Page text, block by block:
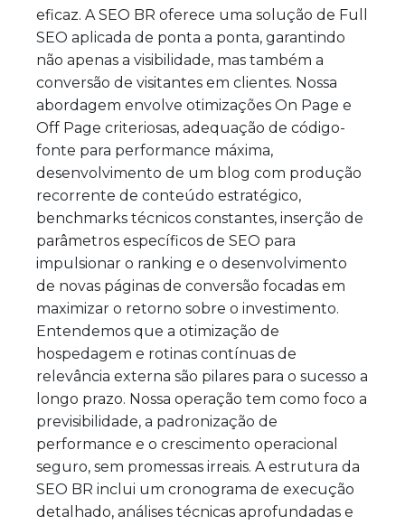
eficaz. A SEO BR oferece uma solução de Full
SEO aplicada de ponta a ponta, garantindo
não apenas a visibilidade, mas também a
conversão de visitantes em clientes. Nossa
abordagem envolve otimizações On Page e
Off Page criteriosas, adequação de código-
fonte para performance máxima,
desenvolvimento de um blog com produção
recorrente de conteúdo estratégico,
benchmarks técnicos constantes, inserção de
parâmetros específicos de SEO para
impulsionar o ranking e o desenvolvimento
de novas páginas de conversão focadas em
maximizar o retorno sobre o investimento.
Entendemos que a otimização de
hospedagem e rotinas contínuas de
relevância externa são pilares para o sucesso a
longo prazo. Nossa operação tem como foco a
previsibilidade, a padronização de
performance e o crescimento operacional
seguro, sem promessas irreais. A estrutura da
SEO BR inclui um cronograma de execução
detalhado, análises técnicas aprofundadas e